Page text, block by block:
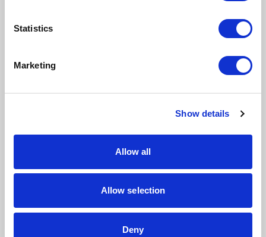
Statistics
Marketing
Show details
Allow all
Allow selection
Deny
Napisz komentarz